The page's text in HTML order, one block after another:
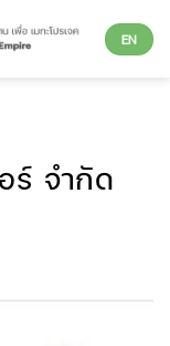
EN
ร์ จำกัด